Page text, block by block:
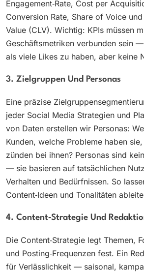
Engagement‑Rate, Cost per
Conversion Rate, Share of Voice
Value (CLV). Wichtig: KPIs müssen
Geschäftsmetriken verbunden sein
als viele Likes zu haben, aber keine
3. Zielgruppen Und Personas
Eine präzise
jeder Social Media Strategien und
von Daten erstellen wir Personas:
Kunden, welche Probleme haben
zünden bei ihnen? Personas sind
— sie basieren auf tatsächlichen
Verhalten und Bedürfnissen. So
Content‑Ideen und Tonalitäten
4. Content‑Strategie Und
Die Content‑Strategie legt Themen,
und Posting‑Frequenzen fest. Ein
für Verlässlichkeit — saisonal,